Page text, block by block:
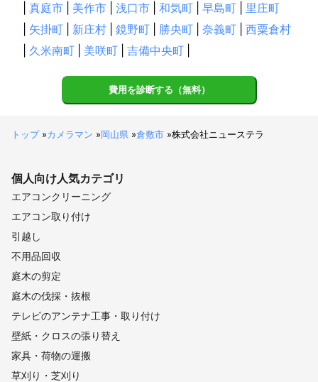
真庭市 美作市 浅口市 和気町 早島町
里庄町
矢掛町 新庄村 鏡野町 勝央町 奈義町
西粟倉村
久米南町 美咲町 吉備中央町
費用を診断する（無料）
トップ»カメラマン »岡山県 »倉敷市 »株式会社ニューステラ
個人向け人気カテゴリ
エアコンクリーニング
エアコン取り付け
引越し
不用品回収
庭木の剪定
庭木の伐採・抜根
テレビのアンテナ工事・取り付け
壁紙・クロスの張り替え
家具・荷物の運搬
草刈り・芝刈り